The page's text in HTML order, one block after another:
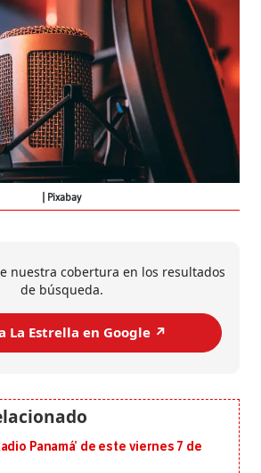
Pixabay
nuestra cobertura en los resultados
de búsqueda.
La Estrella en Google ↗️
Panamá’ de este viernes 7 de